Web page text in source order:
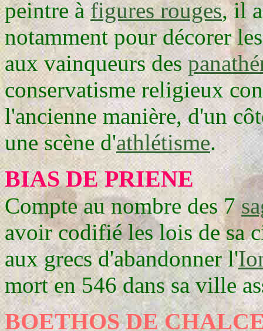
peintre àfigures rouges, il
notamment pour décorer
aux vainqueurs des
conservatisme religieux
l'ancienne manière, d'un
une scène d'athlétisme.
BIAS DE PRIENE
Compte au nombre des 7
avoir codifié les lois de sa
aux grecs d'abandonner l'
mort en 546 dans sa ville
BOETHOS DE